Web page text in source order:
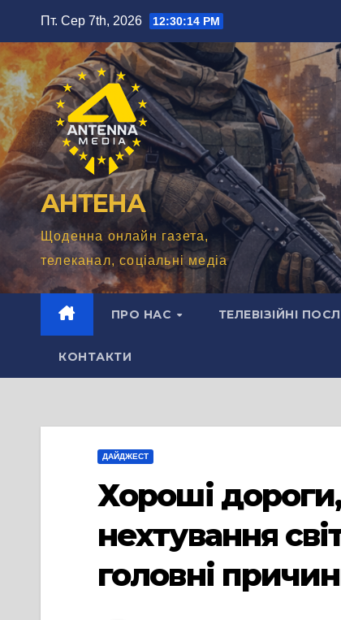
вмісту
Пт. Сер 7th, 2026 12:30:15 PM
АНТЕНА
Щоденна онлайн газета,
телеканал, соціальні медіа
ПРО НАС ТЕЛЕВІЗІЙНІ
КОНТАКТИ
ДАЙДЖЕСТ
Хороші
нехтування
головні